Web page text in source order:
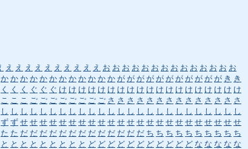
え え え え え え え え え え お お お お お お お お お お お お お お
か か か か か か か か か か か か が が が が が が が が が が が き き
く く く ぐ ぐ ぐ け け け け け け け け け け け け け け け け け け け
こ こ こ ご ご ご ご ご ご ご ご さ さ さ さ さ さ さ さ さ さ さ さ さ さ
し し し し し し し し し し し し し し し し し し し し し し し し し
ず ず せ せ せ せ せ せ せ せ せ せ せ せ せ せ せ せ せ せ せ せ せ せ せ
た た だ だ だ だ だ だ だ だ だ だ だ だ だ ち ち ち ち ち ち ち ち ち ち
と と と と と と と と と ど ど ど ど ど ど ど ど ど ど ど な な な な な